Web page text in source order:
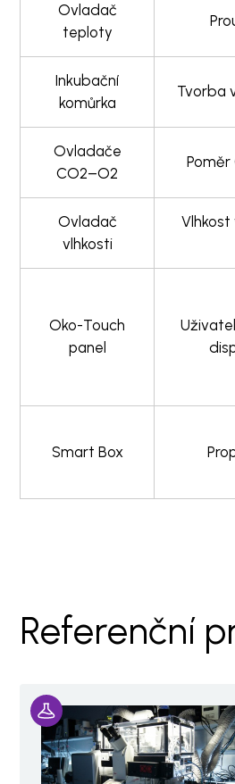
Ovladač
teploty
Inkubační
komůrka
Tvorba
Ovladače
CO2–O2
Poměr
Ovladač
vlhkosti
Oko-Touch
panel
Smart Box
Referenční